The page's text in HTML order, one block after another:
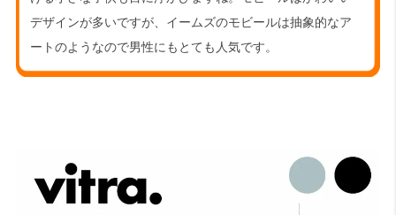
デザインが多いですが、イームズのモビールは抽象的なア
ートのようなので男性にもとても人気です。